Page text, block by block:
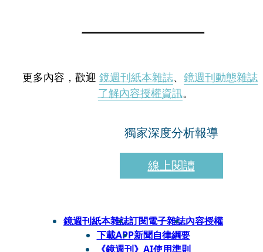
更多內容，歡迎 鏡週刊紙本雜誌、 鏡週刊動態雜誌
了解內容授權資訊。
獨家深度分析報導
線上閱讀
鏡週刊紙本雜誌訂閱電子雜誌內容授權
下載APP新聞自律綱要
《鏡週刊》AI使用準則